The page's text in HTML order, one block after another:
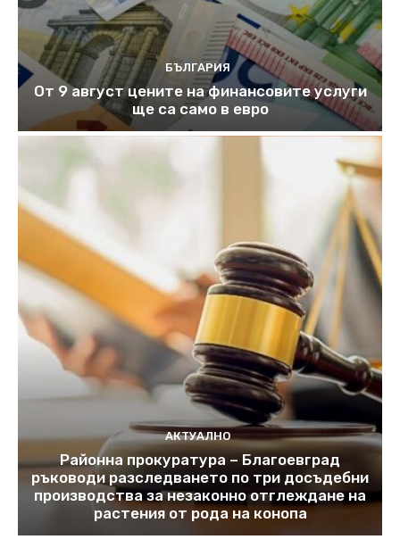
БЪЛГАРИЯ
От 9 август цените на финансовите услуги
ще са само в евро
АКТУАЛНО
Районна прокуратура – Благоевград
ръководи разследването по три досъдебни
производства за незаконно отглеждане на
растения от рода на конопа